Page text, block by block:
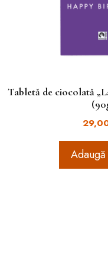
Tabletă de ciocolată